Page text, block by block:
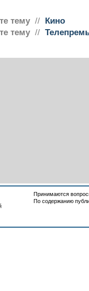
тему //
Кино
тему //
Принимаются
По содержанию